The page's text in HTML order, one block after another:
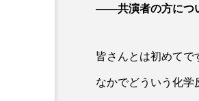
――共演者の方につ
皆さんとは初めてで
なかでどういう化学